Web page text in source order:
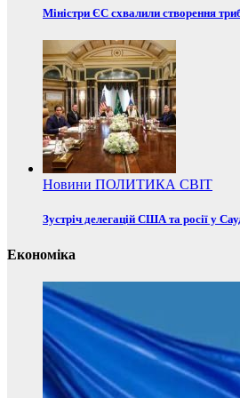
Міністри ЄС схвалили створення
Новини ПОЛИТИКА СВІТ
Зустріч делегацій США та росії у
Економіка